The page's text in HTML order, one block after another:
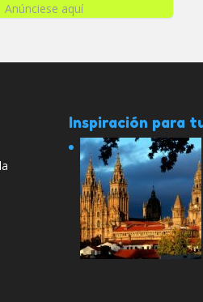
Anúnciese aquí
Inspiración para